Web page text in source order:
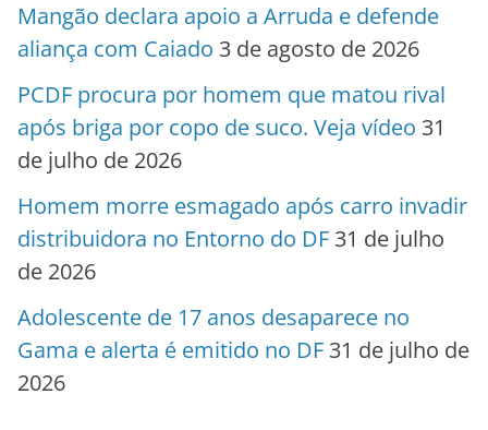
Mangão declara apoio a Arruda e defende
aliança com Caiado 3 de agosto de 2026
PCDF procura por homem que matou rival
após briga por copo de suco. Veja vídeo 31
de julho de 2026
Homem morre esmagado após carro invadir
distribuidora no Entorno do DF 31 de julho
de 2026
Adolescente de 17 anos desaparece no
Gama e alerta é emitido no DF 31 de julho de
2026